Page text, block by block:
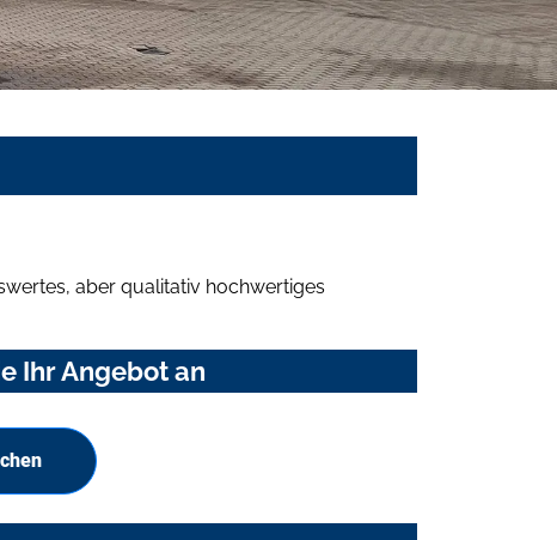
aber qualitativ hochwertiges
Ihr Angebot an